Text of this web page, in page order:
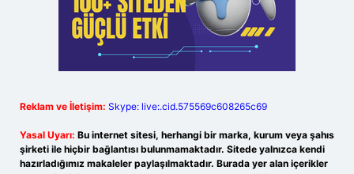
Reklam ve İletişim: Skype: live:.cid.575569c608265c69
Yasal Uyarı: Bu internet sitesi, herhangi bir marka, kurum veya şahıs
şirketi ile hiçbir bağlantısı bulunmamaktadır. Sitede yalnızca kendi
hazırladığımız makaleler paylaşılmaktadır. Burada yer alan içerikler